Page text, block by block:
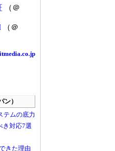
（＠
（＠